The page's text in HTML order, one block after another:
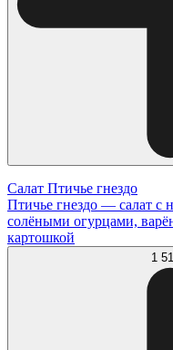
Салат Птичье гнездо
Птичье гнездо — салат
солёными огурцами,
картошкой
1